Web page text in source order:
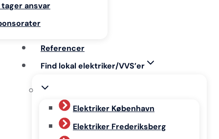
tager ansvar
Referencer
Find lokal elektriker/VVS’er
Elektriker København
Elektriker Frederiksberg